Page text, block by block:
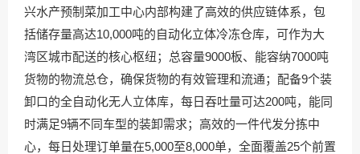
兴水产预制菜加工中心内部构建了高效的供应链体系，包
括储存量高达10,000吨的自动化立体冷冻仓库，可作为大
湾区城市配送的核心枢纽；总容量9000板、能容纳7000吨
货物的物流总仓，确保货物的有效管理和流通；配备9个装
卸口的全自动化无人立体库，每日吞吐量可达200吨，能同
时满足9辆不同车型的装卸需求；高效的一件代发分拣中
心，每日处理订单量在5,000至8,000单，全面覆盖25个前置